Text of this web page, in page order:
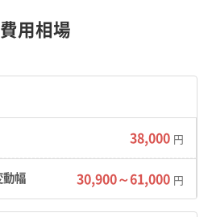
ンプのような大型車両が入
ありません。
で壊す「手壊し解体」になる
人件費がかさみます。小倉・
に道が狭い現場では、2トン
で何度も往復して運び出す
送）」が必須です。この作業
用相場
38,000 円
30,900～61,000 円